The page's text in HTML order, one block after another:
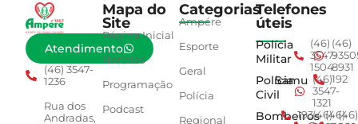
Atendimento
(46) 3547-
1236
Rua dos
Andradas,
Mapa do
Site
Página Inicial
Notícias
Programação
Podcast
Categorias
Ampére
Esporte
Geral
Polícia
Regional
Telefones
úteis
Polícia
Militar
(46)
3547-
1504
(46)
8931
Polícia
Civil
Samu (46)
3547-
1321
192
Bombeiros
193(46)(46)(46)